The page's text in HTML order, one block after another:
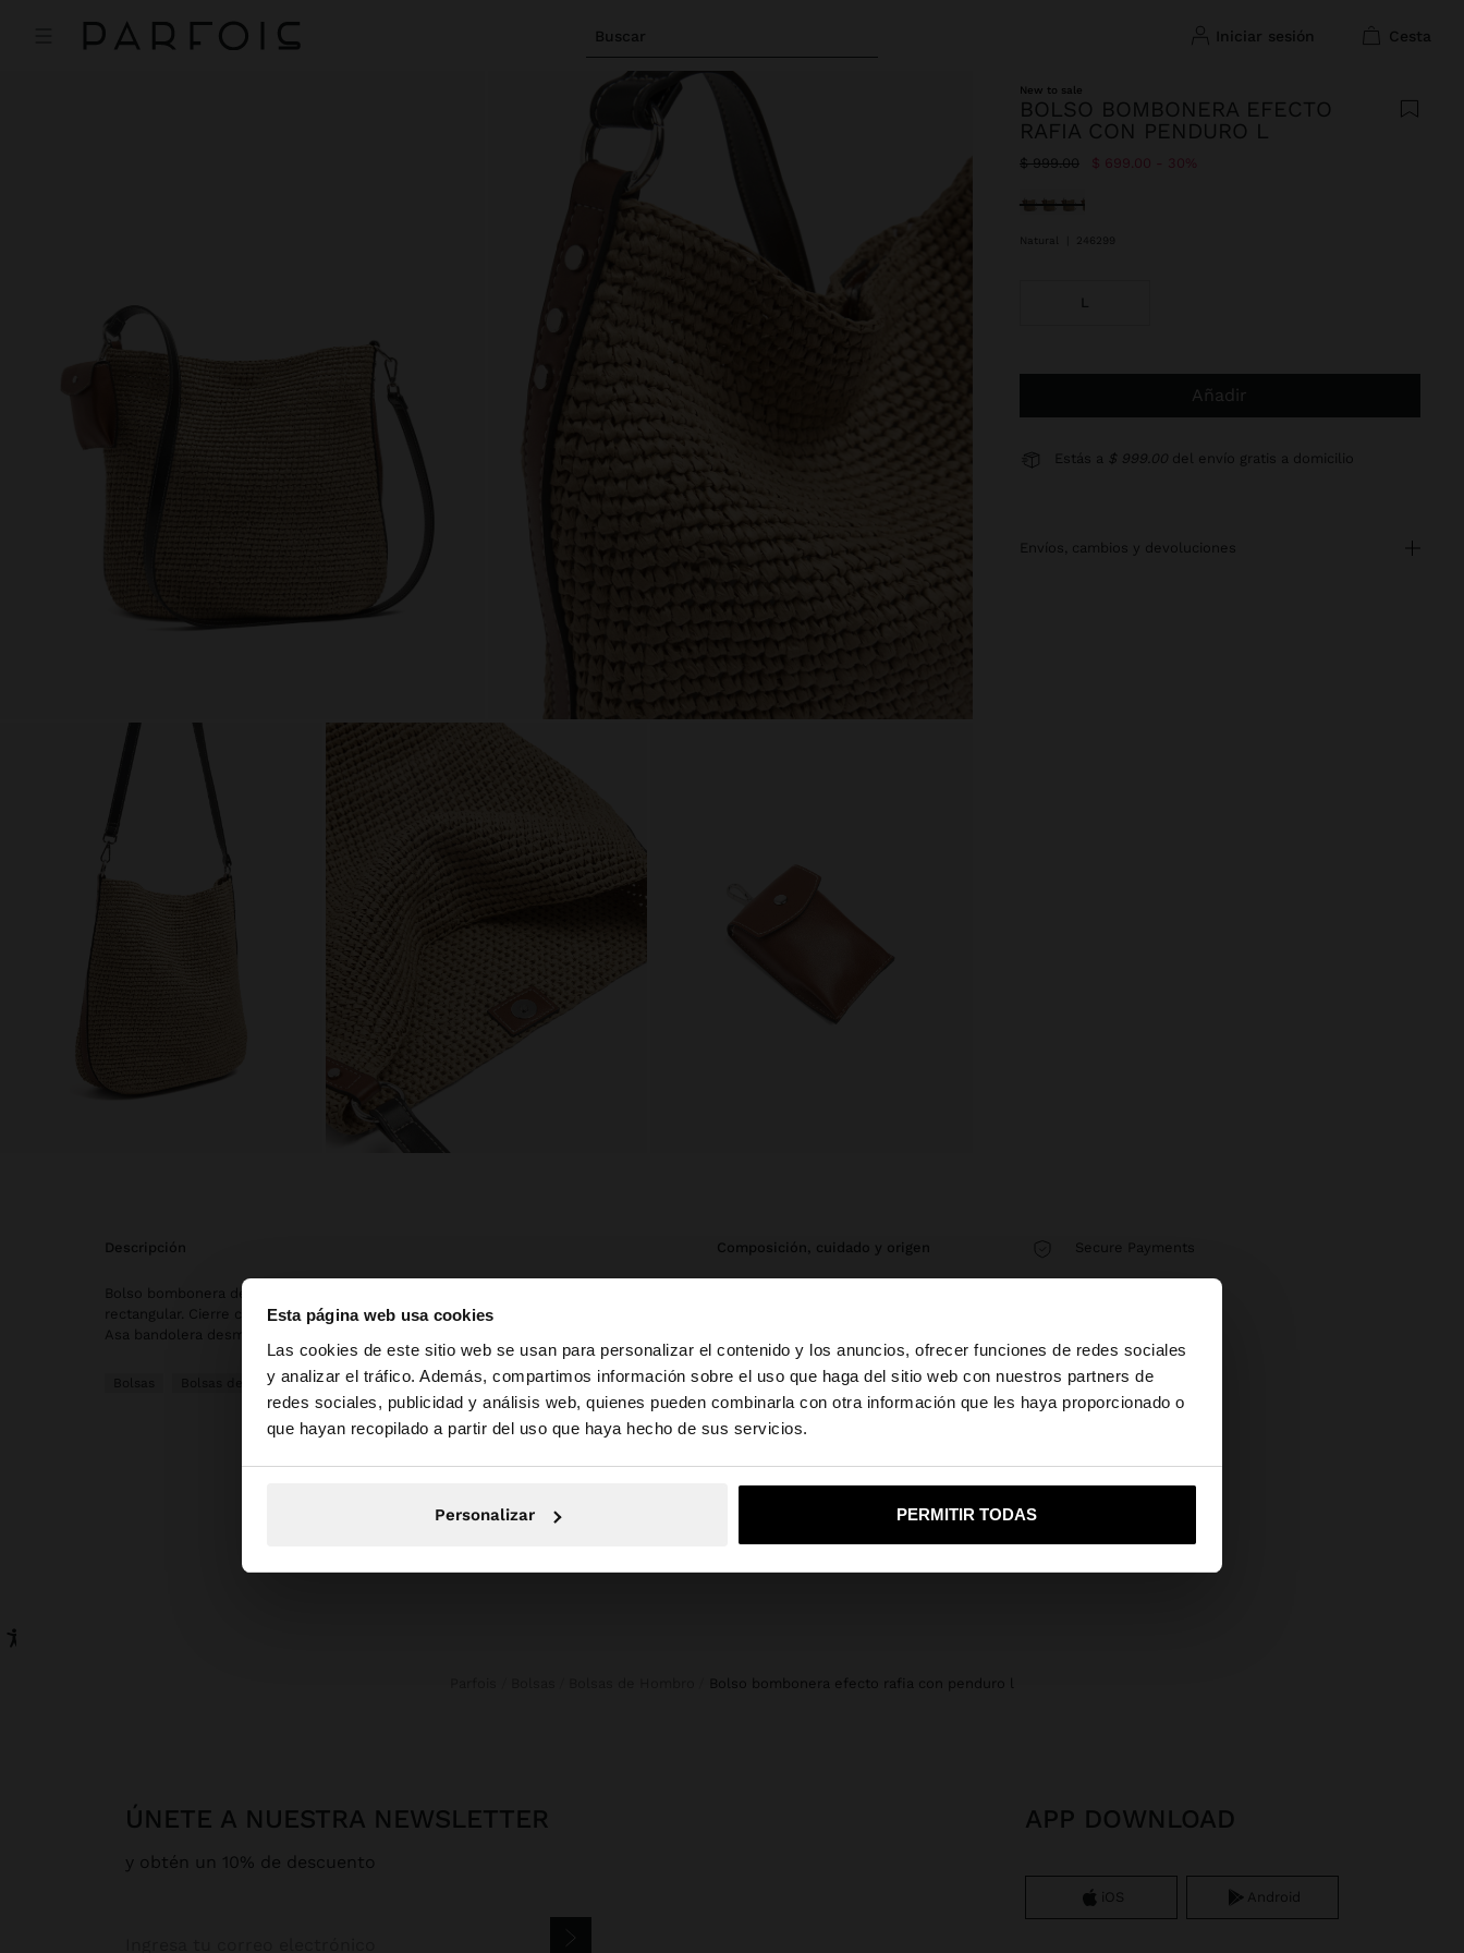
Esta página web usa cookies
Las cookies de este sitio web se usan para personalizar el contenido y los anuncios, ofrecer funciones de redes sociales
y analizar el tráfico. Además, compartimos información sobre el uso que haga del sitio web con nuestros partners de
redes sociales, publicidad y análisis web, quienes pueden combinarla con otra información que les haya proporcionado o
que hayan recopilado a partir del uso que haya hecho de sus servicios.
Personalizar PERMITIR TODAS
Buscar iniciar sesión cesta
hola ×
Estás accediendo a la web de Mexico. ¿Quieres ir a la web de United States?
No, continuar en la web de Mexico Sí, llévame a United States
New to sale
BOLSO BOMBONERA EFECTO
RAFIA CON PENDURO L
Precio rebajado de
$ 999.00A $ 699.00 30%
Seleccionado
Natural 246299
L
Añadir
Estás a $ 999.00 del envío gratis a domicilio
envíos, cambios y devoluciones
descripción
Bolso bombonera de tamaño grande con efecto rafia. Formato
rectangular. Cierre con imán. Colgante tipo estuche con botón de presión.
Asa bandolera desmontable.
Bolsas Bolsas de Hombro
composición, cuidado y origen
Exterior: 90% Poliuretano, 10%
Hierro
Dimensiones cm: 32x33x15 (LxAxA)
Secure Payments
bolso bombonera efecto rafia con penduro l
ÚNETE A NUESTRA NEWSLETTER
y obtén un 10% de descuento
APP DOWNLOAD
iOS Android